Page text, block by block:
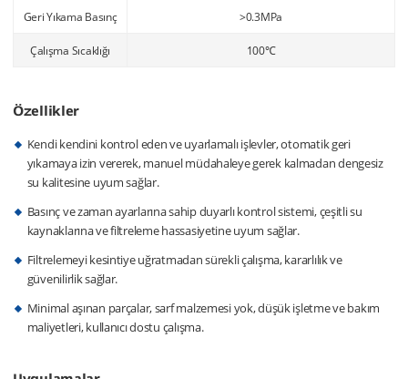
Geri Yıkama Basınç >0.3MPa
Çalışma Sıcaklığı 100℃
Özellikler
Kendi kendini kontrol eden ve uyarlamalı işlevler, otomatik geri
yıkamaya izin vererek, manuel müdahaleye gerek kalmadan dengesiz
su kalitesine uyum sağlar.
Basınç ve zaman ayarlarına sahip duyarlı kontrol sistemi, çeşitli su
kaynaklarına ve filtreleme hassasiyetine uyum sağlar.
Filtrelemeyi kesintiye uğratmadan sürekli çalışma, kararlılık ve
güvenilirlik sağlar.
Minimal aşınan parçalar, sarf malzemesi yok, düşük işletme ve bakım
maliyetleri, kullanıcı dostu çalışma.